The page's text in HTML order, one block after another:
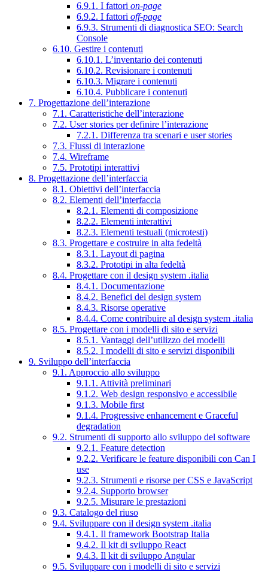
6.9.1. I fattori on-page
6.9.2. I fattori off-page
6.9.3. Strumenti di diagnostica SEO: Search
Console
6.10. Gestire i contenuti
6.10.1. L’inventario dei contenuti
6.10.2. Revisionare i contenuti
6.10.3. Migrare i contenuti
6.10.4. Pubblicare i contenuti
7. Progettazione dell’interazione
7.1. Caratteristiche dell’interazione
7.2. User stories per definire l’interazione
7.2.1. Differenza tra scenari e user stories
7.3. Flussi di interazione
7.4. Wireframe
7.5. Prototipi interattivi
8. Progettazione dell’interfaccia
8.1. Obiettivi dell’interfaccia
8.2. Elementi dell’interfaccia
8.2.1. Elementi di composizione
8.2.2. Elementi interattivi
8.2.3. Elementi testuali (microtesti)
8.3. Progettare e costruire in alta fedeltà
8.3.1. Layout di pagina
8.3.2. Prototipi in alta fedeltà
8.4. Progettare con il design system .italia
8.4.1. Documentazione
8.4.2. Benefici del design system
8.4.3. Risorse operative
8.4.4. Come contribuire al design system .italia
8.5. Progettare con i modelli di sito e servizi
8.5.1. Vantaggi dell’utilizzo dei modelli
8.5.2. I modelli di sito e servizi disponibili
9. Sviluppo dell’interfaccia
9.1. Approccio allo sviluppo
9.1.1. Attività preliminari
9.1.2. Web design responsivo e accessibile
9.1.3. Mobile first
9.1.4. Progressive enhancement e Graceful
degradation
9.2. Strumenti di supporto allo sviluppo del software
9.2.1. Feature detection
9.2.2. Verificare le feature disponibili con Can I
use
9.2.3. Strumenti e risorse per CSS e JavaScript
9.2.4. Supporto browser
9.2.5. Misurare le prestazioni
9.3. Catalogo del riuso
9.4. Sviluppare con il design system .italia
9.4.1. Il framework Bootstrap Italia
9.4.2. Il kit di sviluppo React
9.4.3. Il kit di sviluppo Angular
9.5. Sviluppare con i modelli di sito e servizi